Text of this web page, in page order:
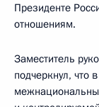
Президенте
отношениям.
Заместитель
подчеркнул, что